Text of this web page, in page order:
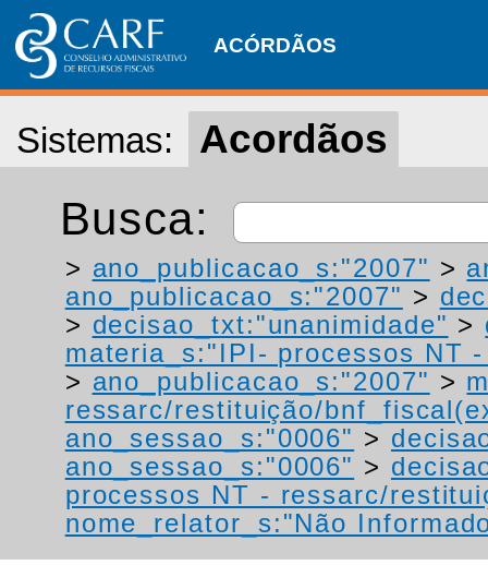
ACÓRDÃOS
Sistemas: Acordãos
Busca:
> ano_publicacao_s:"2007" >
ano_publicacao_s:"2007" >
> decisao_txt:"unanimidade" >
materia_s:"IPI- processos NT
> ano_publicacao_s:"2007" >
ressarc/restituição/
ano_sessao_s:"0006" >
ano_sessao_s:"0006" >
processos NT - ressarc/
nome_relator_s:"Não